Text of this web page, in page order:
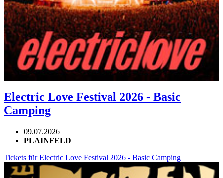
Electric Love Festival 2026 - Basic
Camping
09.07.2026
PLAINFELD
Tickets für Electric Love Festival 2026 - Basic Camping